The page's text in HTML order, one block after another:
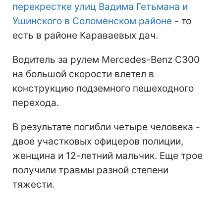
перекрестке улиц Вадима Гетьмана и
Ушинского в Соломенском районе - то
есть в районе Караваевых дач.
Водитель за рулем Mercedes-Benz C300
на большой скорости влетел в
конструкцию подземного пешеходного
перехода.
В результате погибли четыре человека -
двое участковых офицеров полиции,
женщина и 12-летний мальчик. Еще трое
получили травмы разной степени
тяжести.